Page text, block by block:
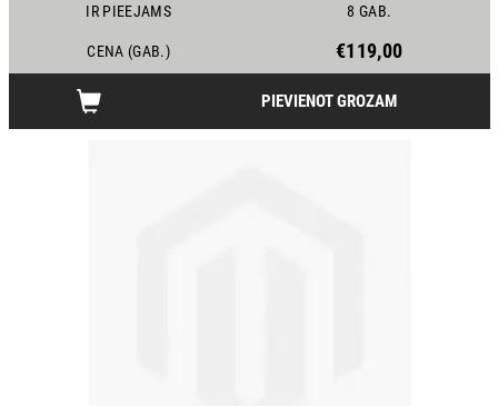
IR PIEEJAMS 8 GAB.
CENA (GAB.) €119,00
PIEVIENOT GROZAM